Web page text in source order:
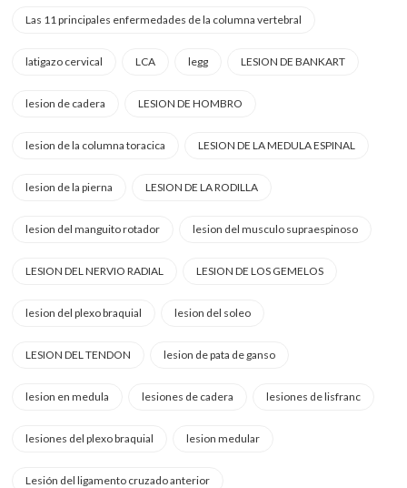
Las 11 principales enfermedades de la columna vertebral
latigazo cervical LCA legg LESION DE BANKART
lesion de cadera LESION DE HOMBRO
lesion de la columna toracica LESION DE LA MEDULA ESPINAL
lesion de la pierna LESION DE LA RODILLA
lesion del manguito rotador lesion del musculo supraespinoso
LESION DEL NERVIO RADIAL LESION DE LOS GEMELOS
lesion del plexo braquial lesion del soleo
LESION DEL TENDON lesion de pata de ganso
lesion en medula lesiones de cadera lesiones de lisfranc
lesiones del plexo braquial lesion medular
Lesión del ligamento cruzado anterior